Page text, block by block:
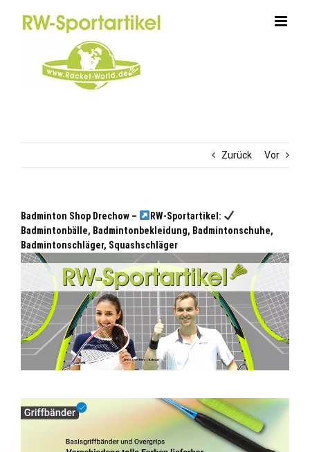
Zurück Vor
Badminton Shop Drechow –
RW-Sportartikel:
Badmintonbälle, Badmintonbekleidung, Badmintonschuhe,
Badmintonschläger, Squashschläger